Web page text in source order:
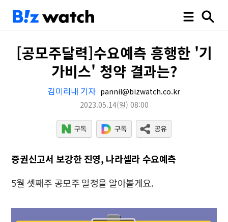
[공모주달력]수요예측 흥행한 '기
가비스' 청약 결과는?
김미리내 기자 pannil@bizwatch.co.kr
2023.05.14(일) 08:00
증권신고서 보강한 진영, 나라셀라 수요예측
5월 셋째주 공모주 일정을 알아볼게요.